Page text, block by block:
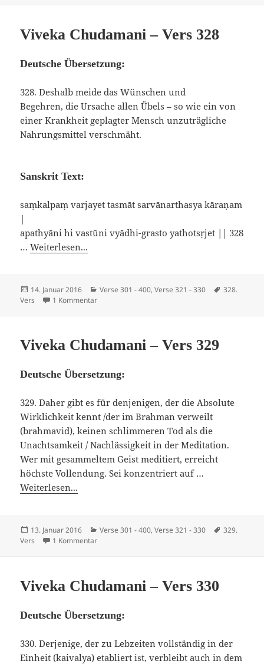
Viveka Chudamani – Vers 328
Deutsche Übersetzung:
328. Deshalb meide das Wünschen und
Begehren, die Ursache allen Übels – so wie ein von
einer Krankheit geplagter Mensch unzuträgliche
Nahrungsmittel verschmäht.
Sanskrit Text:
saṃkalpaṃ varjayet tasmāt sarvānarthasya kāraṇam
|
apathyāni hi vastūni vyādhi-grasto yathotsṛjet || 328
…Weiterlesen...
Veröffentlicht
am
14. Januar 2016 Kategorien
Verse 301 - 400,Verse 321 - 330
328.
Vers
1 Kommentarzu Viveka Chudamani – Vers 328
Viveka Chudamani – Vers 329
Deutsche Übersetzung:
329. Daher gibt es für denjenigen, der die Absolute
Wirklichkeit kennt /der im Brahman verweilt
(brahmavid), keinen schlimmeren Tod als die
Unachtsamkeit / Nachlässigkeit in der Meditation.
Wer mit gesammeltem Geist meditiert, erreicht
höchste Vollendung. Sei konzentriert auf …
Weiterlesen...
Veröffentlicht
am
13. Januar 2016 Kategorien
Verse 301 - 400,Verse 321 - 330
329.
Vers
1 Kommentarzu Viveka Chudamani – Vers 329
Viveka Chudamani – Vers 330
Deutsche Übersetzung:
330. Derjenige, der zu Lebzeiten vollständig in der
Einheit (kaivalya) etabliert ist, verbleibt auch in dem